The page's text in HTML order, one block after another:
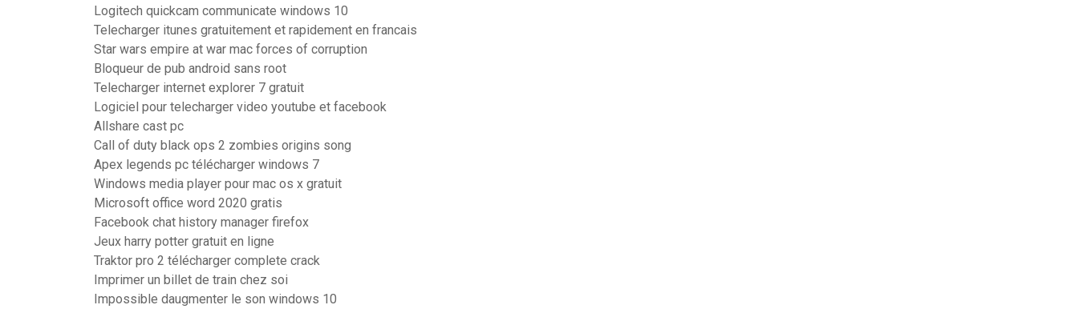
Logitech quickcam communicate windows 10
Telecharger itunes gratuitement et rapidement en francais
Star wars empire at war mac forces of corruption
Bloqueur de pub android sans root
Telecharger internet explorer 7 gratuit
Logiciel pour telecharger video youtube et facebook
Allshare cast pc
Call of duty black ops 2 zombies origins song
Apex legends pc télécharger windows 7
Windows media player pour mac os x gratuit
Microsoft office word 2020 gratis
Facebook chat history manager firefox
Jeux harry potter gratuit en ligne
Traktor pro 2 télécharger complete crack
Imprimer un billet de train chez soi
Impossible daugmenter le son windows 10